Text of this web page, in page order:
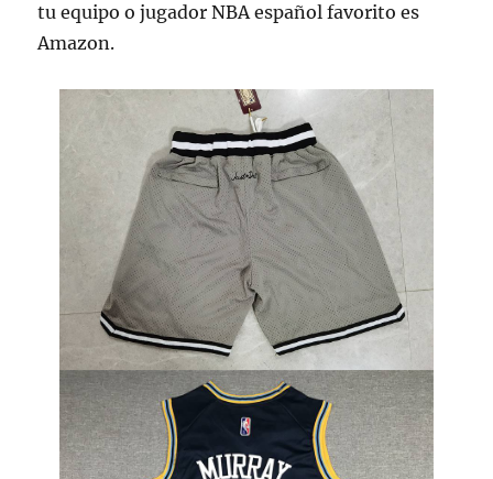
tu equipo o jugador NBA español favorito es
Amazon.